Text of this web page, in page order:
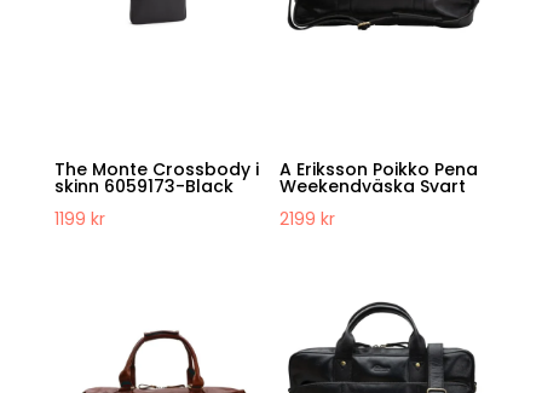
The Monte Crossbody i
skinn 6059173-Black
1199 kr
A Eriksson Poikko Pena
Weekendväska Svart
2199kr